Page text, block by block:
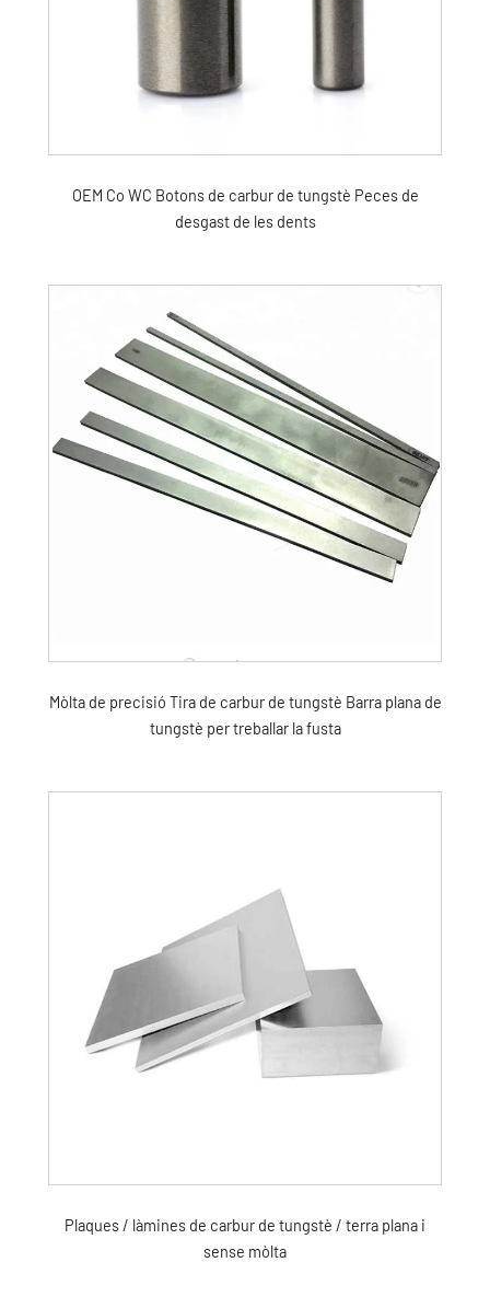
OEM Co WC Botons de carbur de tungstè Peces de
desgast de les dents
Mòlta de precisió Tira de carbur de tungstè Barra plana de
tungstè per treballar la fusta
Plaques / làmines de carbur de tungstè / terra plana i
sense mòlta